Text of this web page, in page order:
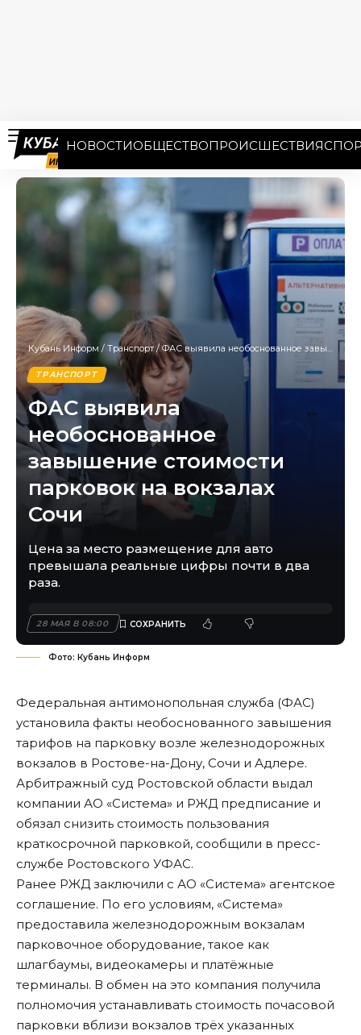
НОВОСТИОБЩЕСТВОПРОИСШЕСТВИЯ
Кубань Информ / Транспорт/ ФАС выявила необоснованное завышение стоимости парковок на вокзалах Сочи
ТРАНСПОРТ
ФАС выявила
необоснованное
завышение стоимости
парковок на вокзалах
Сочи
Цена за место размещение для авто
превышала реальные цифры почти в два
раза.
28 МАЯ В 08:00
Фото: Кубань Информ
Федеральная антимонопольная служба (ФАС)
установила факты необоснованного завышения
тарифов на парковку возле железнодорожных
вокзалов в Ростове-на-Дону, Сочи и Адлере.
Арбитражный суд Ростовской области выдал
компании АО «Система» и РЖД предписание и
обязал снизить стоимость пользования
краткосрочной парковкой, сообщили в пресс-
службе Ростовского УФАС.
Ранее РЖД заключили с АО «Система» агентское
соглашение. По его условиям, «Система»
предоставила железнодорожным вокзалам
парковочное оборудование, такое как
шлагбаумы, видеокамеры и платёжные
терминалы. В обмен на это компания получила
полномочия устанавливать стоимость почасовой
парковки вблизи вокзалов трёх указанных